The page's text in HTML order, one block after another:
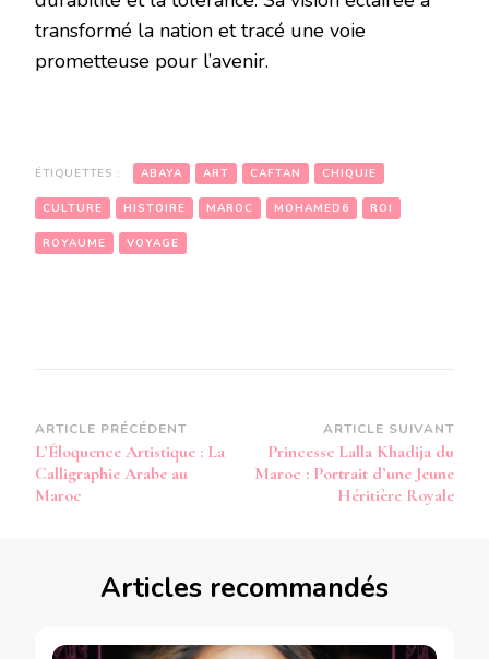
transformé la nation et tracé une voie
prometteuse pour l’avenir.
ÉTIQUETTES : ABAYA ART CAFTAN CHIQUIE
CULTURE HISTOIRE MAROC MOHAMED6 ROI
ROYAUME VOYAGE
Navigation
d’article
ARTICLE PRÉCÉDENT
L’Éloquence Artistique : La
Calligraphie Arabe au
Maroc
ARTICLE SUIVANT
Princesse Lalla Khadija du
Maroc : Portrait d’une Jeune
Héritière Royale
Articles recommandés